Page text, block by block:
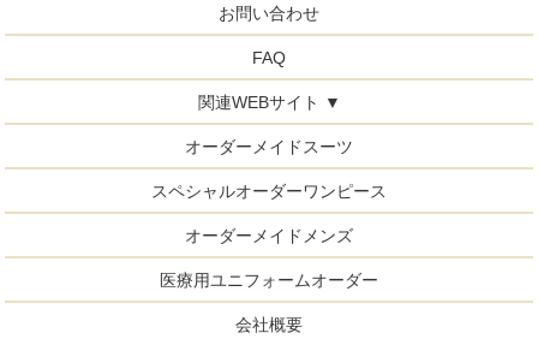
お問い合わせ
FAQ
関連WEBサイト ▼
オーダーメイドスーツ
スペシャルオーダーワンピース
オーダーメイドメンズ
医療用ユニフォームオーダー
会社概要